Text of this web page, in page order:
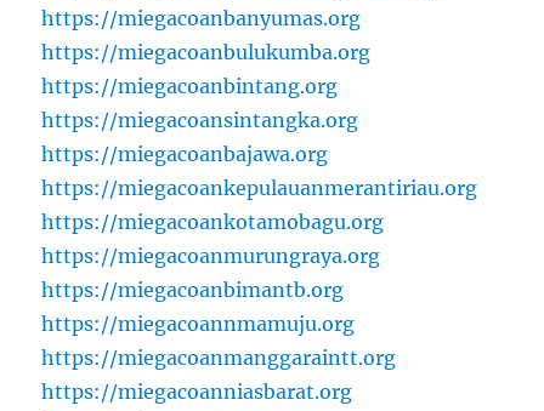
https://miegacoanbanyumas.org
https://miegacoanbulukumba.org
https://miegacoanbintang.org
https://miegacoansintangka.org
https://miegacoanbajawa.org
https://miegacoankepulauanmerantiriau.org
https://miegacoankotamobagu.org
https://miegacoanmurungraya.org
https://miegacoanbimantb.org
https://miegacoannmamuju.org
https://miegacoanmanggaraintt.org
https://miegacoanniasbarat.org